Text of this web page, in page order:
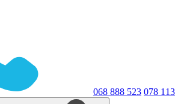
068 888 523 078